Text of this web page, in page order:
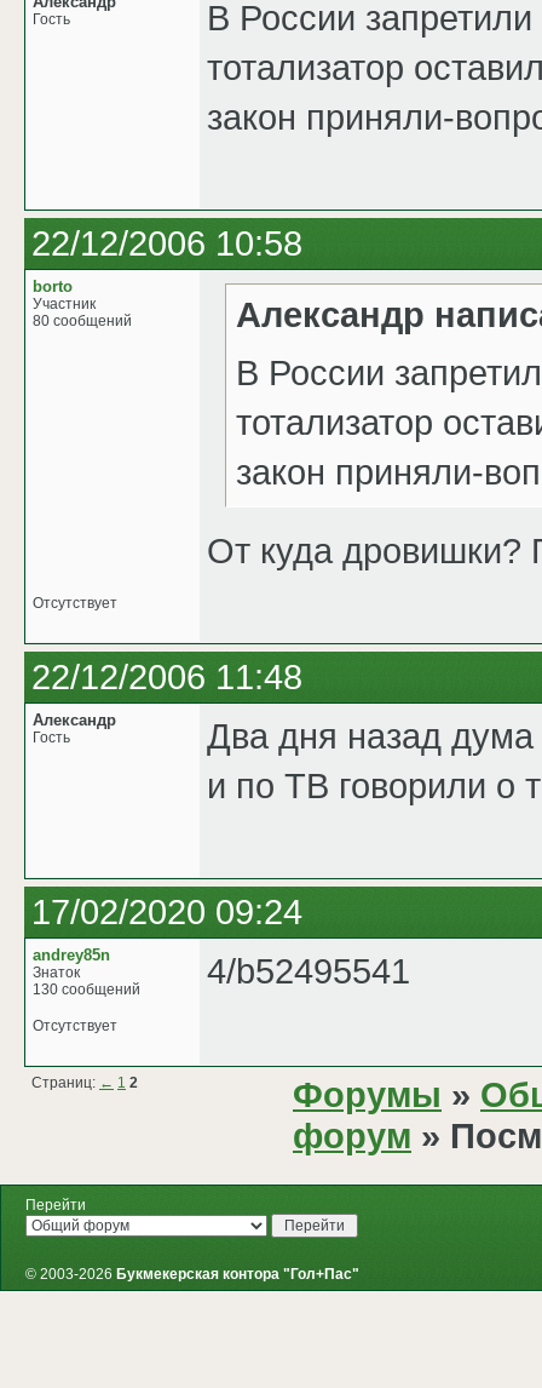
Гость
В России
тотализатор
закон приняли-
22/12/2006 10:58
borto
Участник
80 сообщений
Александр
В России
тотализатор
закон приняли-
От куда дровишки?
Отсутствует
22/12/2006 11:48
Александр
Гость
Два дня назад дума
и по ТВ говорили о
17/02/2020 09:24
andrey85n
Знаток
130 сообщений
4/b52495541
Отсутствует
Страниц: ← 1 2 Форумы »
форум »
Перейти
© 2003-2026 Букмекерская контора "Гол+Пас"